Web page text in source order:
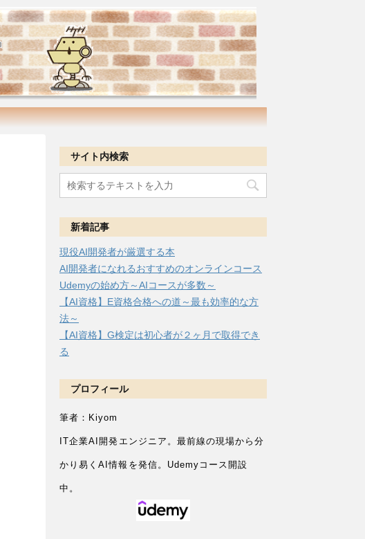
サイト内検索
新着記事
現役AI開発者が厳選する本
AI開発者になれるおすすめのオンラインコース
Udemyの始め方～AIコースが多数～
【AI資格】E資格合格への道～最も効率的な方
法～
【AI資格】G検定は初心者が２ヶ月で取得でき
る
プロフィール
筆者：Kiyom
IT企業AI開発エンジニア。 最前線の現場から分
かり易くAI情報を発信。Udemyコース開設
中。